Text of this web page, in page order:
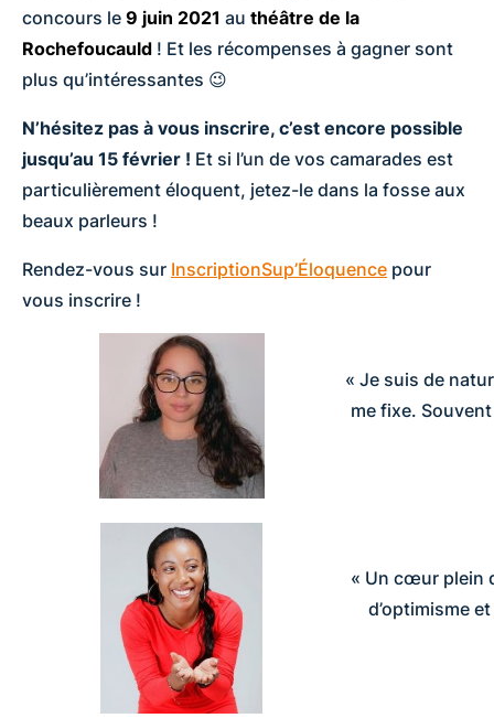
concours le 9 juin 2021 au théâtre de la
Rochefoucauld ! Et les récompenses à gagner sont
plus qu’intéressantes 😉
N’hésitez pas à vous inscrire, c’est encore possible
jusqu’au 15 février ! Et si l’un de vos camarades est
particulièrement éloquent, jetez-le dans la fosse aux
beaux parleurs !
Rendez-vous sur InscriptionSup’Éloquence pour
vous inscrire !
« Je suis de
me fixe.
« Un cœur plein
d’optimisme